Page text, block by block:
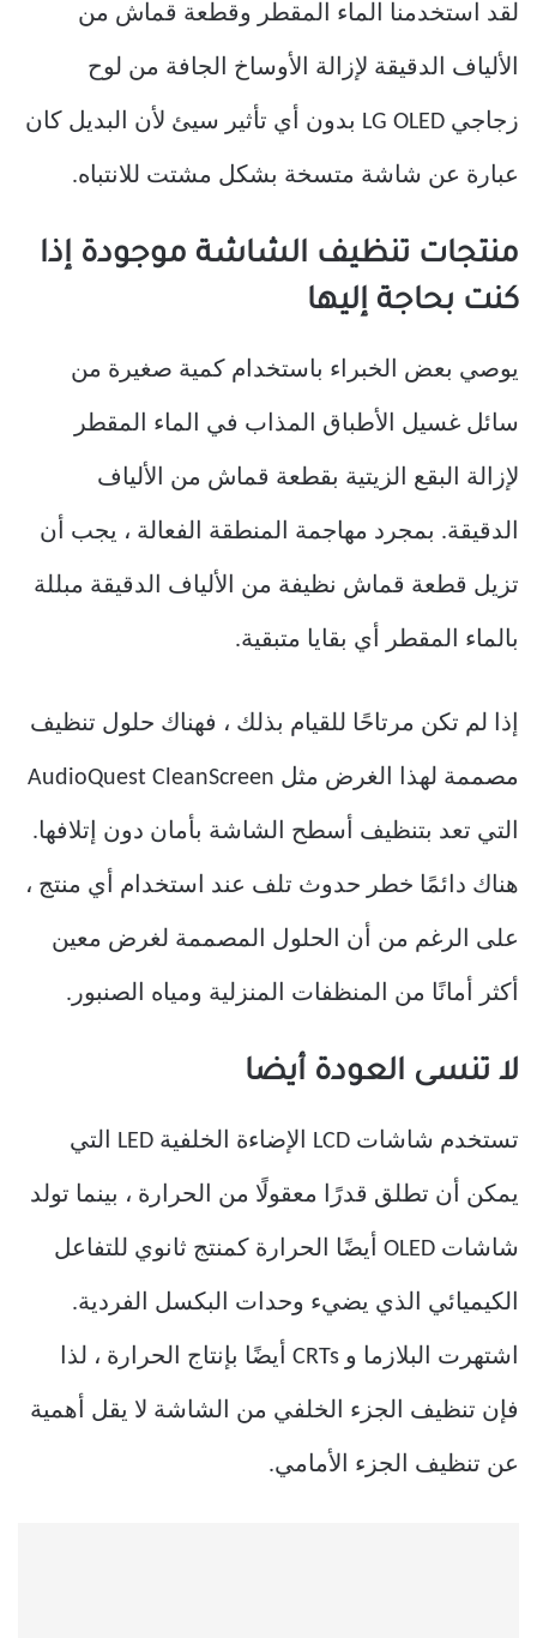
لقد استخدمنا الماء المقطر وقطعة قماش من
الألياف الدقيقة لإزالة الأوساخ الجافة من لوح
زجاجي LG OLED بدون أي تأثير سيئ لأن البديل كان
عبارة عن شاشة متسخة بشكل مشتت للانتباه.
منتجات تنظيف الشاشة موجودة إذا
كنت بحاجة إليها
يوصي بعض الخبراء باستخدام كمية صغيرة من
سائل غسيل الأطباق المذاب في الماء المقطر
لإزالة البقع الزيتية بقطعة قماش من الألياف
الدقيقة. بمجرد مهاجمة المنطقة الفعالة ، يجب أن
تزيل قطعة قماش نظيفة من الألياف الدقيقة مبللة
بالماء المقطر أي بقايا متبقية.
إذا لم تكن مرتاحًا للقيام بذلك ، فهناك حلول تنظيف
مصممة لهذا الغرض مثل AudioQuest CleanScreen
التي تعد بتنظيف أسطح الشاشة بأمان دون إتلافها.
هناك دائمًا خطر حدوث تلف عند استخدام أي منتج ،
على الرغم من أن الحلول المصممة لغرض معين
أكثر أمانًا من المنظفات المنزلية ومياه الصنبور.
لا تنسى العودة أيضا
تستخدم شاشات LCD الإضاءة الخلفية LED التي
يمكن أن تطلق قدرًا معقولًا من الحرارة ، بينما تولد
شاشات OLED أيضًا الحرارة كمنتج ثانوي للتفاعل
الكيميائي الذي يضيء وحدات البكسل الفردية.
اشتهرت البلازما و CRTs أيضًا بإنتاج الحرارة ، لذا
فإن تنظيف الجزء الخلفي من الشاشة لا يقل أهمية
عن تنظيف الجزء الأمامي.